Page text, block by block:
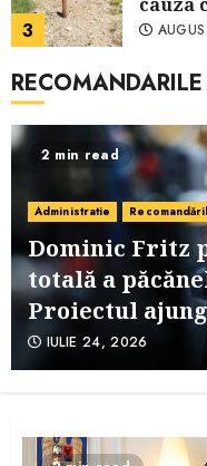
3
5
în
a fost
6
2 min read
Administratie
Dominic Fritz
totală a
Proiectul
IULIE 24, 2026